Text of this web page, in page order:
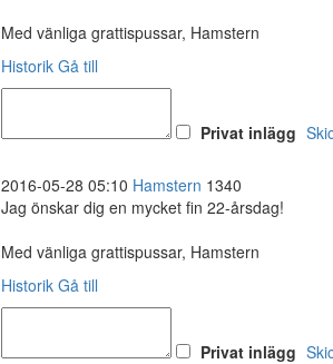
Med vänliga grattispussar, Hamstern
Historik Gå till
Privat inlägg
2016-05-28 05:10 Hamstern 1340
Jag önskar dig en mycket fin 22-årsdag!
Med vänliga grattispussar, Hamstern
Historik Gå till
Privat inlägg